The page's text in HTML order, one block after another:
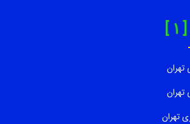
]
تهران
تهران
تهران